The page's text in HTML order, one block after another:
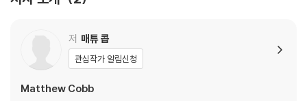
12장. #크리스퍼 베이비
14장. 생태 학살
16장. 신들
17장. 관점
저 매튜 콥
관심작가 알림신청
Matthew Cobb